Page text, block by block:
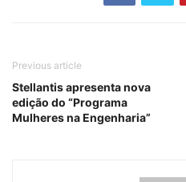
Previous article
Stellantis apresenta nova
edição do “Programa
Mulheres na Engenharia”